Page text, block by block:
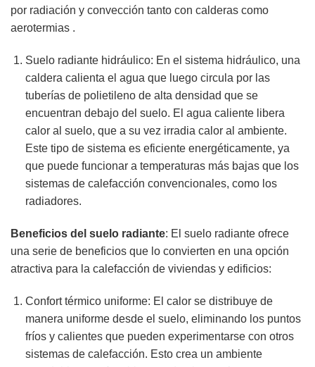
por radiación y convección tanto con calderas como
aerotermias .
Suelo radiante hidráulico: En el sistema hidráulico, una
caldera calienta el agua que luego circula por las
tuberías de polietileno de alta densidad que se
encuentran debajo del suelo. El agua caliente libera
calor al suelo, que a su vez irradia calor al ambiente.
Este tipo de sistema es eficiente energéticamente, ya
que puede funcionar a temperaturas más bajas que los
sistemas de calefacción convencionales, como los
radiadores.
Beneficios del suelo radiante: El suelo radiante ofrece
una serie de beneficios que lo convierten en una opción
atractiva para la calefacción de viviendas y edificios:
Confort térmico uniforme: El calor se distribuye de
manera uniforme desde el suelo, eliminando los puntos
fríos y calientes que pueden experimentarse con otros
sistemas de calefacción. Esto crea un ambiente